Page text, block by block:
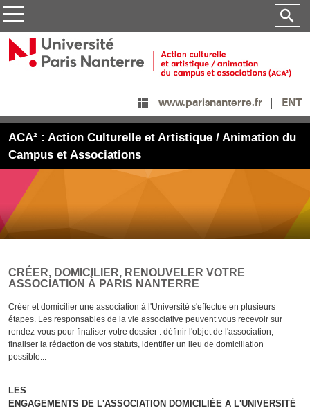
www.parisnanterre.fr ENT
ACA² : Action Culturelle et Artistique / Animation du
Campus et Associations
CRÉER, DOMICILIER, RENOUVELER VOTRE
ASSOCIATION À PARIS NANTERRE
Créer et domicilier une association à l'Université s'effectue en plusieurs
étapes. Les responsables de la vie associative peuvent vous recevoir sur
rendez-vous pour finaliser votre dossier : définir l'objet de l'association,
finaliser la rédaction de vos statuts, identifier un lieu de domiciliation
possible...
LES
ENGAGEMENTS DE L'ASSOCIATION DOMICILIÉE A L'UNIVERSITÉ